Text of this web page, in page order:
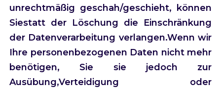
unrechtmäßig geschah/geschieht, können
Siestatt der Löschung die Einschränkung
der Datenverarbeitung verlangen.Wenn wir
Ihre personenbezogenen Daten nicht mehr
benötigen, Sie sie jedoch zur
Ausübung,Verteidigung oder